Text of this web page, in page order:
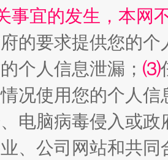
事宜的发生，本网
的要求提供您的个
个人信息泄漏； ⑶
况使用您的个人
电脑病毒侵入或
、公司网站和共